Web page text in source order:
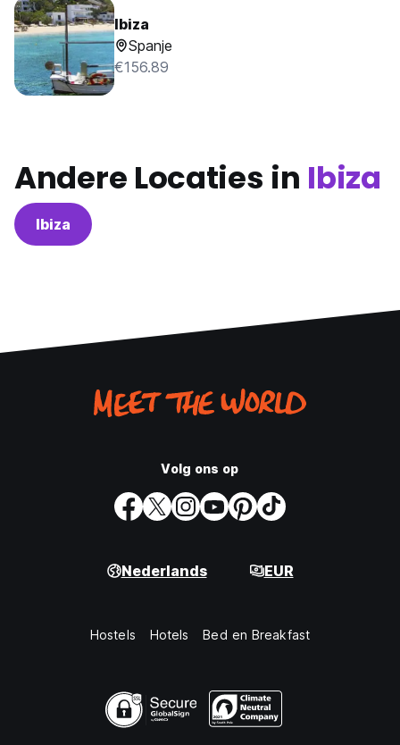
Ibiza
Spanje
€156.89
Andere Locaties in Ibiza
Ibiza
Volg ons op
Nederlands EUR
Hostels Hotels Bed en Breakfast